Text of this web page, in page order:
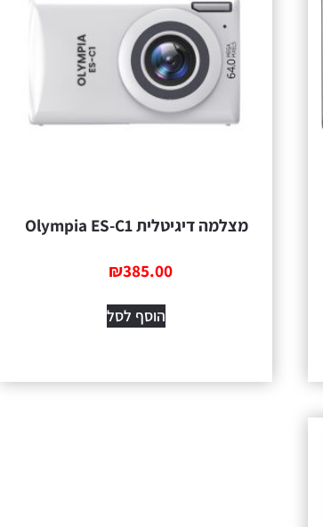
מצלמה דיגיטלית Olympia ES-C1
₪385.00
הוסף לסל